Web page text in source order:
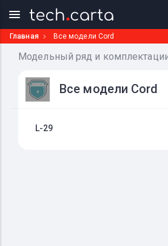
Главная Все модели Cord
Модельный ряд и
Все модели Cord
L-29